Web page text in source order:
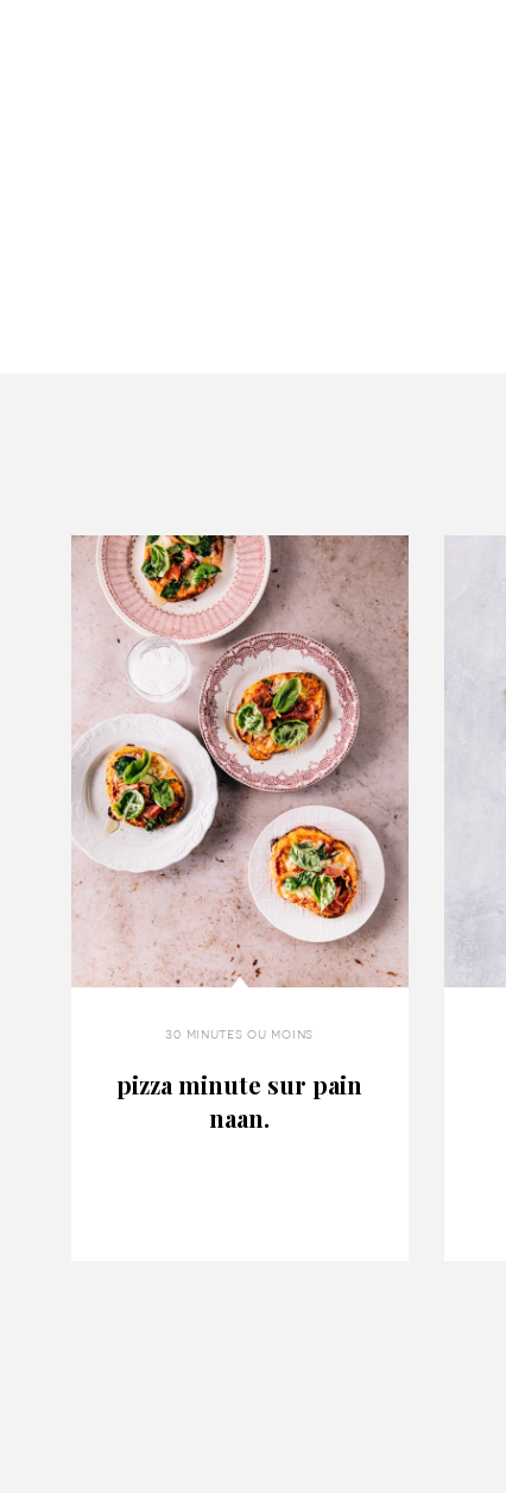
30 minutes ou moins
pizza minute sur pain
naan.